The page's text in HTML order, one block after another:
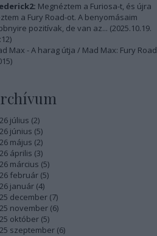
Megnéztem a Furiosa-t, és újra
a Fury Road-ot. A benyomásaim
pozitívak, de van az... (2025.10.19.
)
Max - A harag útja / Mad Max: Fury Road
július (2)
június (5)
május (2)
április (3)
március (5)
február (5)
január (4)
december (7)
november (6)
október (5)
szeptember (6)